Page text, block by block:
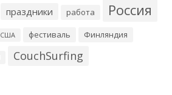
праздники работа Россия
США фестиваль Финляндия
CouchSurfing